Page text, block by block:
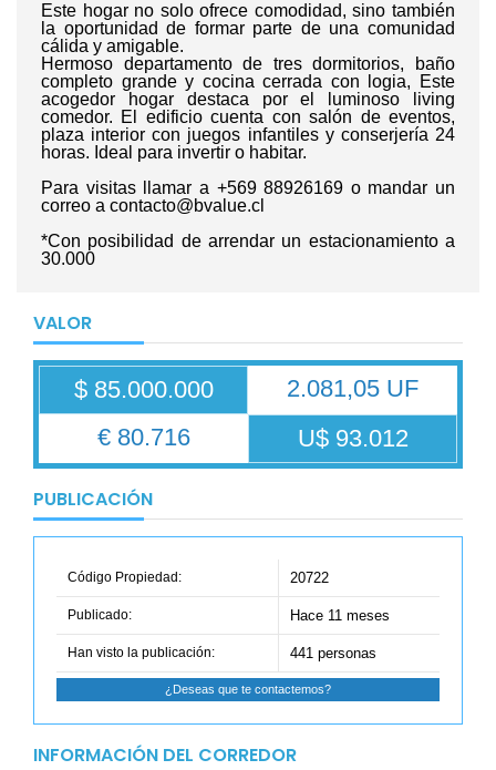
Este hogar no solo ofrece comodidad, sino también
la oportunidad de formar parte de una comunidad
cálida y amigable.
Hermoso departamento de tres dormitorios, baño
completo grande y cocina cerrada con logia, Este
acogedor hogar destaca por el luminoso living
comedor. El edificio cuenta con salón de eventos,
plaza interior con juegos infantiles y conserjería 24
horas. Ideal para invertir o habitar.
Para visitas llamar a +569 88926169 o mandar un
correo a contacto@bvalue.cl
*Con posibilidad de arrendar un estacionamiento a
30.000
VALOR
$ 85.000.000
2.081,05 UF
€ 80.716
U$ 93.012
PUBLICACIÓN
Código Propiedad: 20722
Publicado: Hace 11 meses
Han visto la publicación: 441 personas
¿Deseas que te contactemos?
INFORMACIÓN DEL CORREDOR